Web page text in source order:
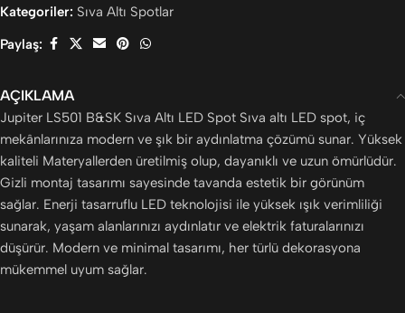
Kategoriler: Sıva Altı Spotlar
Paylaş:
AÇIKLAMA
Jupiter LS501 B&SK Sıva Altı LED Spot Sıva altı LED spot, iç
mekânlarınıza modern ve şık bir aydınlatma çözümü sunar. Yüksek
kaliteli Materyallerden üretilmiş olup, dayanıklı ve uzun ömürlüdür.
Gizli montaj tasarımı sayesinde tavanda estetik bir görünüm
sağlar. Enerji tasarruflu LED teknolojisi ile yüksek ışık verimliliği
sunarak, yaşam alanlarınızı aydınlatır ve elektrik faturalarınızı
düşürür. Modern ve minimal tasarımı, her türlü dekorasyona
mükemmel uyum sağlar.